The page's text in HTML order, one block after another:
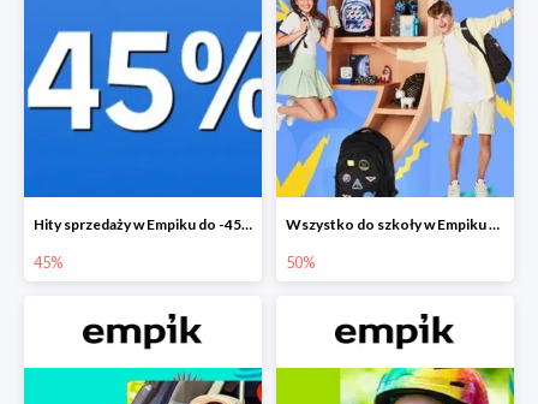
Hity sprzedaży w Empiku do -45%
45%
Wszystko do szkoły w Empiku do -50%
50%